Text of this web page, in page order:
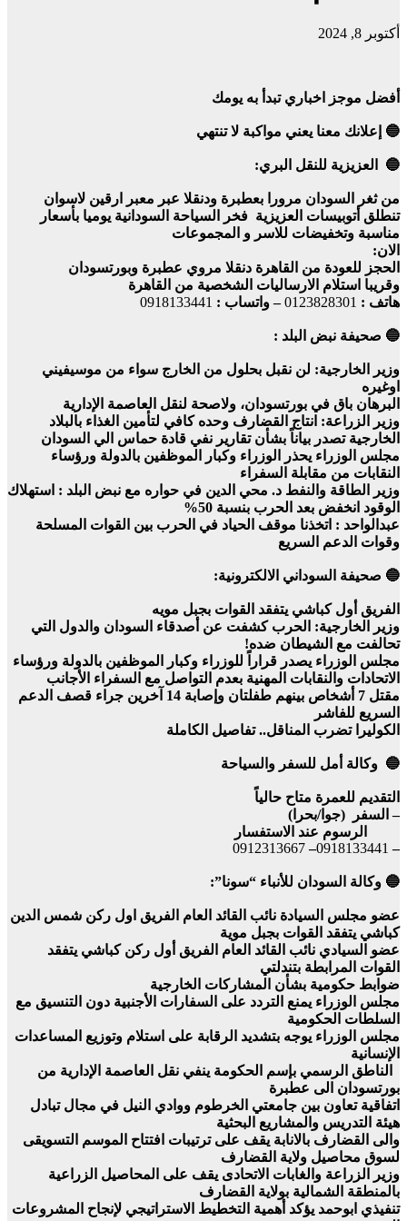
أكتوبر 8, 2024
أفضل موجز اخباري تبدأ به يومك
🔵 إعلانك معنا يعني مواكبة لا تنتهي
🔵 العزيزية للنقل البري:
من ثغر السودان مرورا بعطبرة ودنقلا عبر معبر ارقين لاسوان
تنطلق أتوبيسات العزيزية فخر السياحة السودانية يوميا بأسعار
مناسبة وتخفيضات للاسر و المجموعات
الان:
الحجز للعودة من القاهرة دنقلا مروي عطبرة وبورتسودان
وقريبا استلام الارساليات الشخصية من القاهرة
هاتف : 0123828301– واتساب : 0918133441
🔵 صحيفة نبض البلد :
وزير الخارجية: لن نقبل بحلول من الخارج سواء من موسيفيني
اوغيره
البرهان باق في بورتسودان، ولاصحة لنقل العاصمة الإدارية
وزير الزراعة: انتاج القضارف وحده كافي لتأمين الغذاء بالبلاد
الخارجية تصدر بياناً بشأن تقارير نفي قادة حماس الي السودان
مجلس الوزراء يحذر الوزراء وكبار الموظفين بالدولة ورؤساء
النقابات من مقابلة السفراء
وزير الطاقة والنفط د. محي الدين في حواره مع نبض البلد : استهلاك
الوقود انخفض بعد الحرب بنسبة 50%
عبدالواحد : اتخذنا موقف الحياد في الحرب بين القوات المسلحة
وقوات الدعم السريع
🔵 صحيفة السوداني الالكترونية:
الفريق أول كباشي يتفقد القوات بجبل مويه
وزير الخارجية: الحرب كشفت عن أصدقاء السودان والدول التي
تحالفت مع الشيطان ضده!
مجلس الوزراء يصدر قراراً للوزراء وكبار الموظفين بالدولة ورؤساء
الاتحادات والنقابات المهنية بعدم التواصل مع السفراء الأجانب
مقتل 7 أشخاص بينهم طفلتان وإصابة 14 آخرين جراء قصف الدعم
السريع للفاشر
الكوليرا تضرب المناقل.. تفاصيل الكاملة
🔵 وكالة أمل للسفر والسياحة
التقديم للعمرة متاح حالياً
– السفر (جوا/بحرا)
الرسوم عند الاستفسار
–
0918133441
–
0912313667
🔵 وكالة السودان للأنباء “سونا”:
عضو مجلس السيادة نائب القائد العام الفريق اول ركن شمس الدين
كباشي يتفقد القوات بجبل موية
عضو السيادي نائب القائد العام الفريق أول ركن كباشي يتفقد
القوات المرابطة بتندلتي
ضوابط حكومية بشأن المشاركات الخارجية
مجلس الوزراء يمنع التردد على السفارات الأجنبية دون التنسيق مع
السلطات الحكومية
مجلس الوزراء يوجه بتشديد الرقابة على استلام وتوزيع المساعدات
الإنسانية
الناطق الرسمي بإسم الحكومة ينفي نقل العاصمة الإدارية من
بورتسودان الى عطبرة
اتفاقية تعاون بين جامعتي الخرطوم ووادي النيل في مجال تبادل
هيئة التدريس والمشاريع البحثية
والى القضارف بالانابة يقف على ترتيبات افتتاح الموسم التسويقى
لسوق محاصيل ولاية القضارف
وزير الزراعة والغابات الاتحادى يقف على المحاصيل الزراعية
بالمنطقة الشمالية بولاية القضارف
تنفيذي ابوحمد يؤكد أهمية التخطيط الاستراتيجي لإنجاح المشروعات